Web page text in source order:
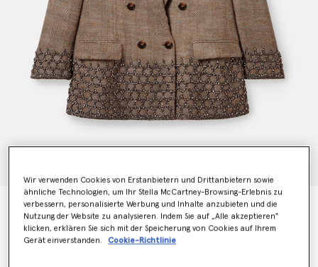
Crystal Cage Oversized Blazer
€4,500.00
Wir verwenden Cookies von Erstanbietern und Drittanbietern sowie
ähnliche Technologien, um Ihr Stella McCartney-Browsing-Erlebnis zu
verbessern, personalisierte Werbung und Inhalte anzubieten und die
Nutzung der Website zu analysieren. Indem Sie auf „Alle akzeptieren"
klicken, erklären Sie sich mit der Speicherung von Cookies auf Ihrem
Gerät einverstanden.
Cookie-Richtlinie